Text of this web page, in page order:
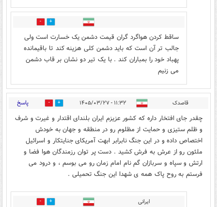
4
ساقط کردن هواگرد گران قیمت دشمن یک خسارت است ولی
جالب تر آن است که باید دشمن کلی هزینه کند تا باقیمانده
پهباد خود را بمباران کند . با یک تیر دو نشان بر قاب دشمن
می زنیم
قاصدک ۱۱:۳۲ - ۱۴۰۵/۰۳/۲۷ 9 پاسخ
چقدر جای افتخار داره که کشور عزیزم ایران بلندای اقتدار و غیرت و شرف
و ظلم ستیزی و حمایت از مظلوم رو در منطقه و جهان به خودش
اختصاص داده و در این جنگ نابرابر ابهت آمریکای جنایتکار و اسرائیل
ملئون رو از عرش به فرش کشید . دست پر توان رزمندگان هوا فضا و
ارتش و سپاه و سربازان گم نام امام زمان رو می بوسم ، و درود می
فرستم به روح پاک همه ی شهدا این جنگ تحمیلی .
ایرانی 1